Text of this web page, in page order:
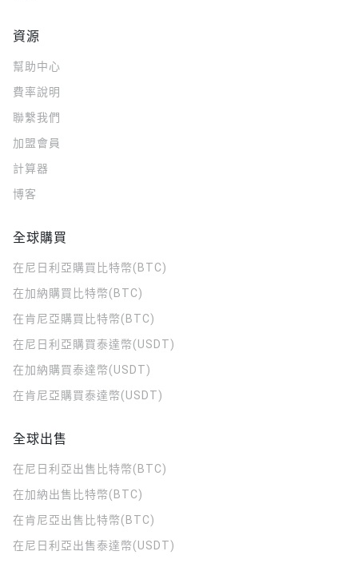
資源
幫助中心
費率說明
聯繫我們
加盟會員
計算器
博客
全球購買
在尼日利亞購買比特幣(BTC)
在加納購買比特幣(BTC)
在肯尼亞購買比特幣(BTC)
在尼日利亞購買泰達幣(USDT)
在加納購買泰達幣(USDT)
在肯尼亞購買泰達幣(USDT)
全球出售
在尼日利亞出售比特幣(BTC)
在加納出售比特幣(BTC)
在肯尼亞出售比特幣(BTC)
在尼日利亞出售泰達幣(USDT)